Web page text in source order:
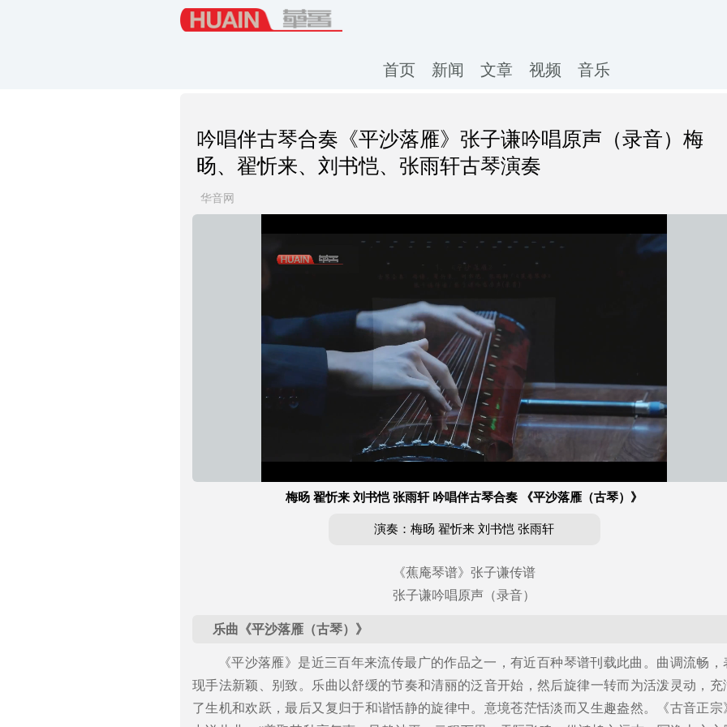
首页 新闻 文章 视频 音乐
吟唱伴古琴合奏《平沙落雁》张子谦吟唱原声（录音）梅
旸、翟忻来、刘书恺、张雨轩古琴演奏
华音网
载
毕:
0%
度:
放
速
度
梅旸 翟忻来 刘书恺 张雨轩 吟唱伴古琴合奏 《平沙落雁（古琴）》
演奏：梅旸 翟忻来 刘书恺 张雨轩
《蕉庵琴谱》张子谦传谱
张子谦吟唱原声（录音）
乐曲《平沙落雁（古琴）》
《平沙落雁》是近三百年来流传最广的作品之一，有近百种琴谱刊载此曲。曲调流畅，
现手法新颖、别致。乐曲以舒缓的节奏和清丽的泛音开始，然后旋律一转而为活泼灵动，充
了生机和欢跃，最后又复归于和谐恬静的旋律中。意境苍茫恬淡而又生趣盎然。《古音正宗